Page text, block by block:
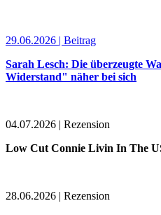
29.06.2026 | Beitrag
Sarah Lesch: Die überzeugte
Widerstand" näher bei sich
04.07.2026 | Rezension
Low Cut Connie Livin In The
28.06.2026 | Rezension